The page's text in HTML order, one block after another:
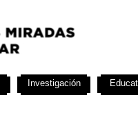
Investigación